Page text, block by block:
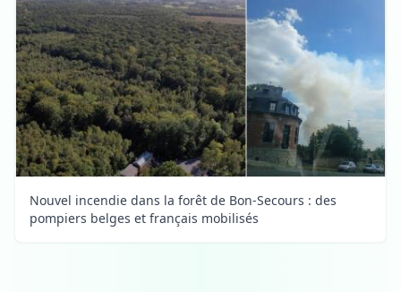
Nouvel incendie dans la forêt de Bon-Secours : des
pompiers belges et français mobilisés